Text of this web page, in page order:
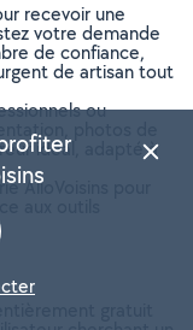
recevoir une
votre demande
de confiance,
de artisan tout
ou
photos de
idéal, adapté à
AlloVoisins pour
aux outils